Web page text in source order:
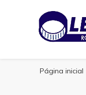
Página inicial